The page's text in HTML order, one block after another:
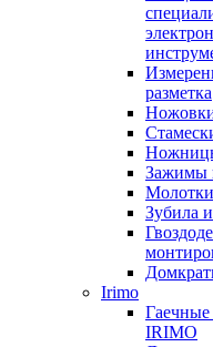
разметка
Зажимы
Молотки
Зубила
Irimo
IRIMO